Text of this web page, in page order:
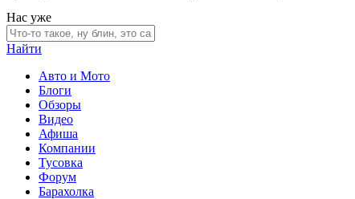
Нас уже
Найти
Авто и Мото
Блоги
Обзоры
Видео
Афиша
Компании
Тусовка
Форум
Барахолка